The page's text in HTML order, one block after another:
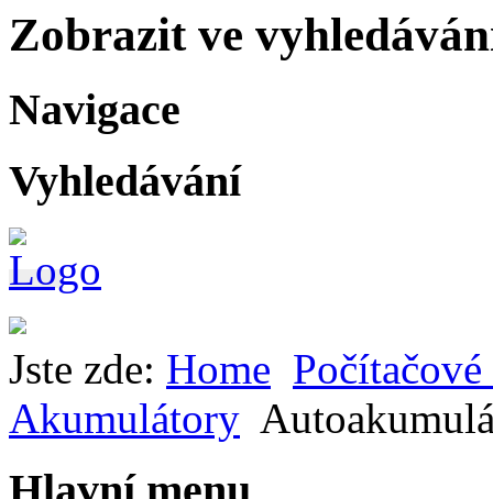
Zobrazit ve
Navigace
Vyhledávání
Jste zde: Home
Akumulátory